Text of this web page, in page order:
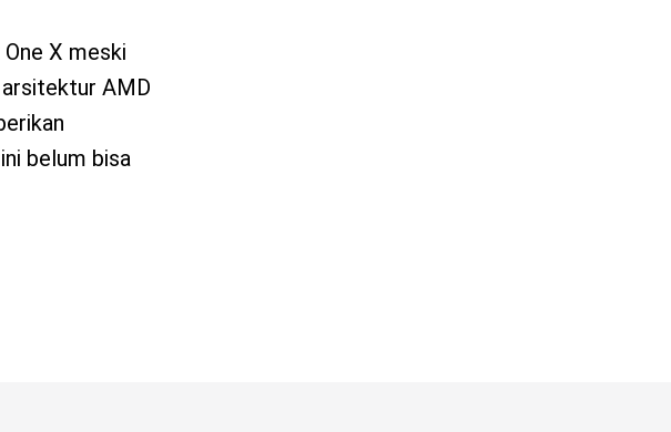
X meski
arsitektur AMD
belum bisa